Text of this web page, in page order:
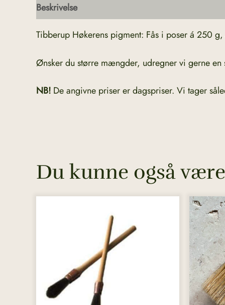
Beskrivelse
Tibberup Høkerens pigment: Fås i poser á 250
Ønsker du større mængder, udregner vi gerne
NB! De angivne priser er dagspriser. Vi tager
Du kunne også
Mulighederne
kan
vælges